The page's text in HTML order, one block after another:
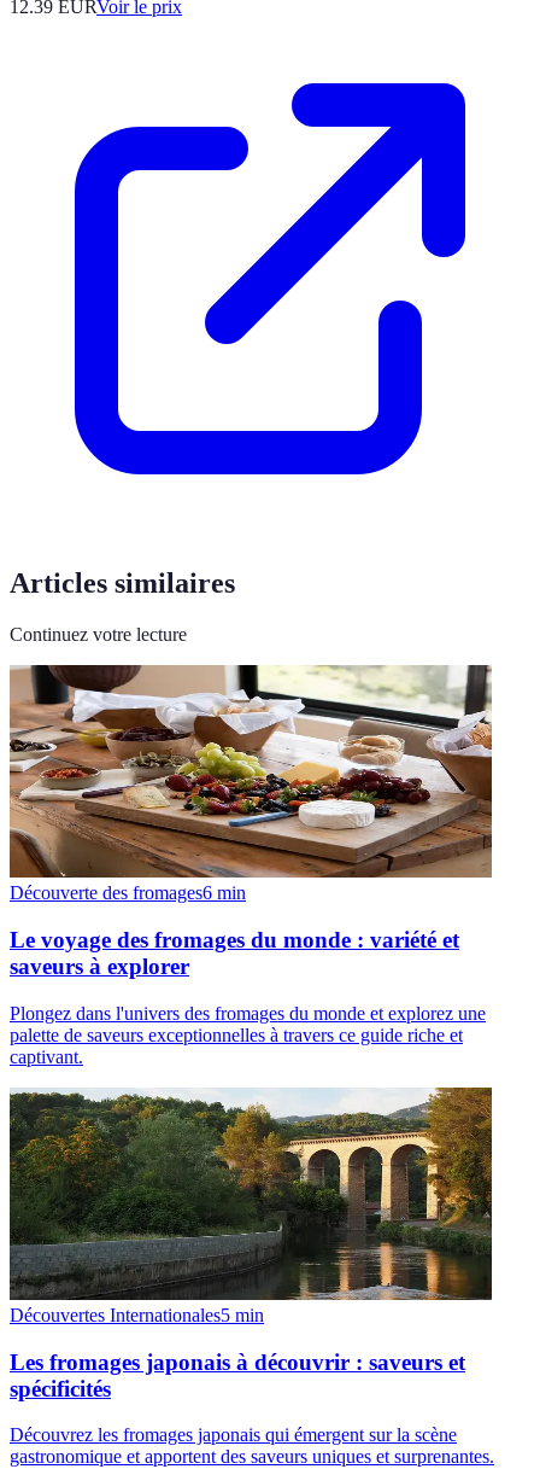
12.39 EURVoir le prix
Articles similaires
Continuez votre lecture
Découverte des fromages6 min
Le voyage des fromages du monde : variété et
saveurs à explorer
Plongez dans l'univers des fromages du monde et explorez une
palette de saveurs exceptionnelles à travers ce guide riche et
captivant.
Découvertes Internationales5 min
Les fromages japonais à découvrir : saveurs et
spécificités
Découvrez les fromages japonais qui émergent sur la scène
gastronomique et apportent des saveurs uniques et surprenantes.